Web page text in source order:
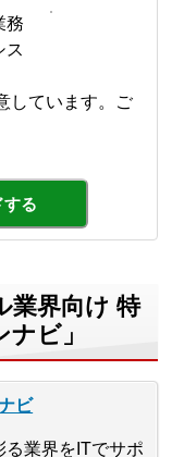
務
ス
しています。ご
する
業界向け 特
ビ」
ビ
業界をITでサポ